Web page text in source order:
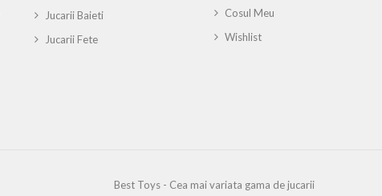
Jucarii Baieti
Jucarii Fete
Cosul Meu
Wishlist
Best Toys - Cea mai variata gama de jucarii